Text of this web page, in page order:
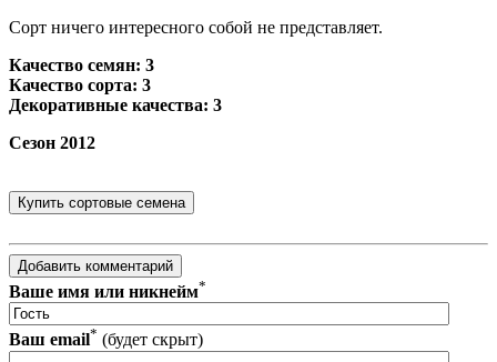
Сорт ничего интересного собой не представляет.
Качество семян: 3
Качество сорта: 3
Декоративные качества: 3
Сезон 2012
Ваше имя или никнейм*
Ваш email* (будет скрыт)